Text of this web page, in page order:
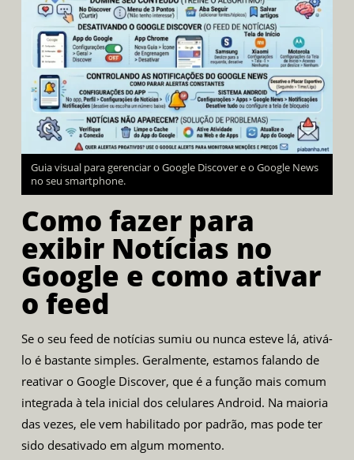
Guia visual para gerenciar o Google Discover e o Google News
no seu smartphone.
Como fazer para
exibir Notícias no
Google e como ativar
o feed
Se o seu feed de notícias sumiu ou nunca esteve lá, ativá-
lo é bastante simples. Geralmente, estamos falando de
reativar o Google Discover, que é a função mais comum
integrada à tela inicial dos celulares Android. Na maioria
das vezes, ele vem habilitado por padrão, mas pode ter
sido desativado em algum momento.